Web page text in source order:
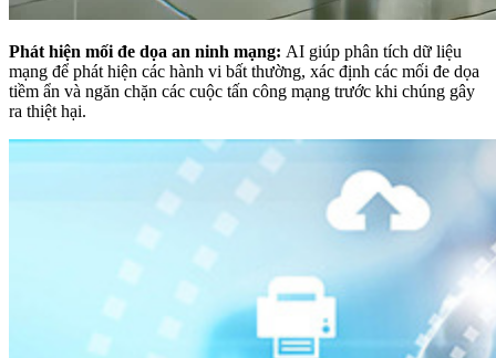
Phát hiện mối đe dọa an ninh mạng: AI giúp phân tích dữ liệu
mạng để phát hiện các hành vi bất thường, xác định các mối đe dọa
tiềm ẩn và ngăn chặn các cuộc tấn công mạng trước khi chúng gây
ra thiệt hại.